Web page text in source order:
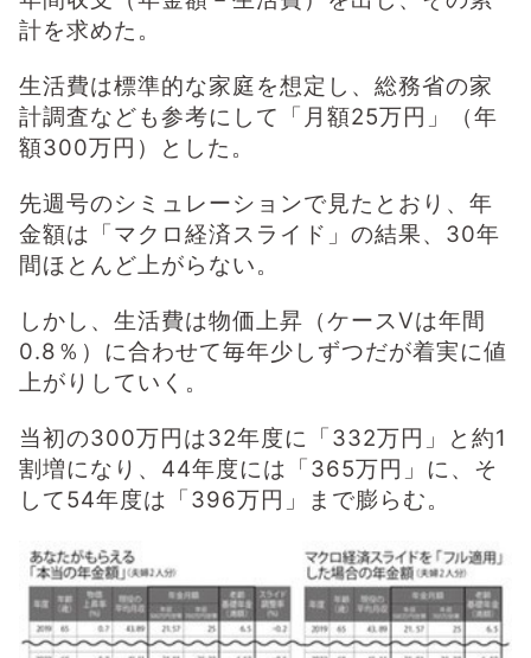
計を求めた。
生活費は標準的な家庭を想定し、総務省の家
計調査なども参考にして「月額25万円」（年
額300万円）とした。
先週号のシミュレーションで見たとおり、年
金額は「マクロ経済スライド」の結果、30年
間ほとんど上がらない。
しかし、生活費は物価上昇（ケースVは年間
0.8％）に合わせて毎年少しずつだが着実に値
上がりしていく。
当初の300万円は32年度に「332万円」と約1
割増になり、44年度には「365万円」に、そ
して54年度は「396万円」まで膨らむ。